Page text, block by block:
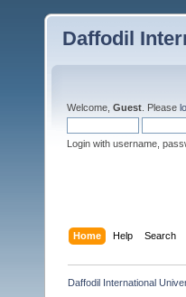
Daffodil
Welcome, Guest . Please
Login with username,
Home Help Search
Daffodil International